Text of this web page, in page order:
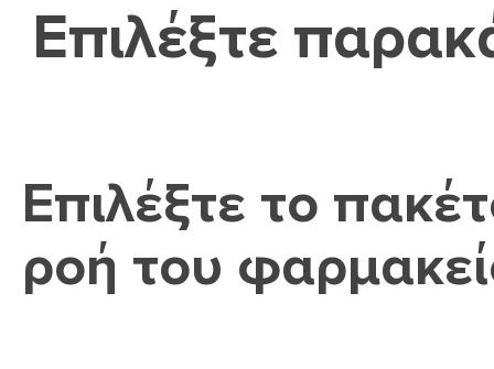
Επιλέξτε
Επιλέξτε το
ροή του